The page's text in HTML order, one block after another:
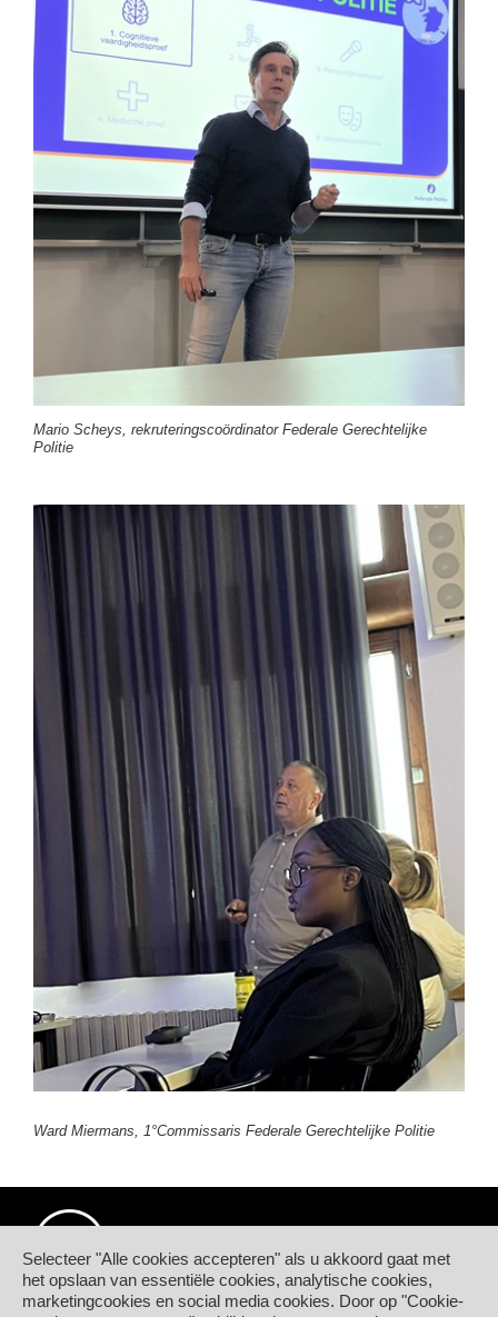
Selecteer "Alle cookies accepteren" als u akkoord gaat met
het opslaan van essentiële cookies, analytische cookies,
marketingcookies en social media cookies. Door op "Cookie-
Mario Scheys, rekruteringscoördinator Federale Gerechtelijke
Politie
Ward Miermans, 1°Commissaris Federale Gerechtelijke Politie
© Hogeschool PXL